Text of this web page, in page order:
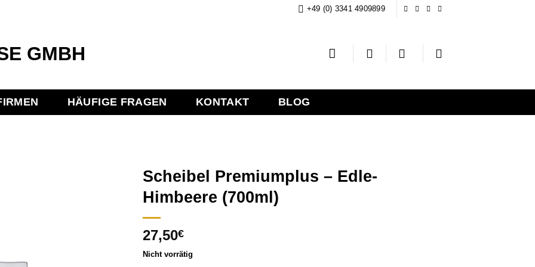
+49 (0) 3341 4909899
HÄUFIGE FRAGEN KONTAKT BLOG
Scheibel Premiumplus – Edle-
Himbeere (700ml)
27,50€
Nicht vorrätig